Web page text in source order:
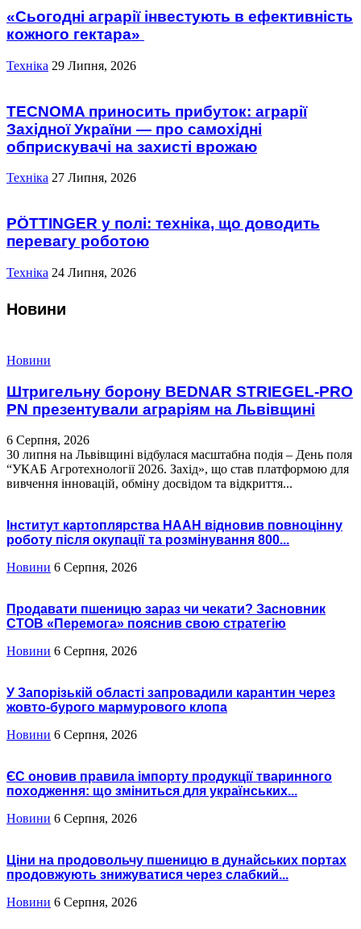
«Сьогодні аграрії інвестують в ефективність
кожного гектара»
Техніка 29 Липня, 2026
TECNOMA приносить прибуток: аграрії
Західної України — про самохідні
обприскувачі на захисті врожаю
Техніка 27 Липня, 2026
PÖTTINGER у полі: техніка, що доводить
перевагу роботою
Техніка 24 Липня, 2026
Новини
Новини
Штригельну борону BEDNAR STRIEGEL-PRO
PN презентували аграріям на Львівщині
6 Серпня, 2026
30 липня на Львівщині відбулася масштабна подія – День поля
“УКАБ Агротехнології 2026. Захід», що став платформою для
вивчення інновацій, обміну досвідом та відкриття...
Інститут картоплярства НААН відновив повноцінну
роботу після окупації та розмінування 800...
Новини 6 Серпня, 2026
Продавати пшеницю зараз чи чекати? Засновник
СТОВ «Перемога» пояснив свою стратегію
Новини 6 Серпня, 2026
У Запорізькій області запровадили карантин через
жовто-бурого мармурового клопа
Новини 6 Серпня, 2026
ЄС оновив правила імпорту продукції тваринного
походження: що зміниться для українських...
Новини 6 Серпня, 2026
Ціни на продовольчу пшеницю в дунайських портах
продовжують знижуватися через слабкий...
Новини 6 Серпня, 2026